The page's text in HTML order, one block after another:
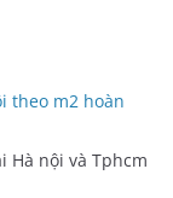
theo m2 hoàn
Hà nội và Tphcm